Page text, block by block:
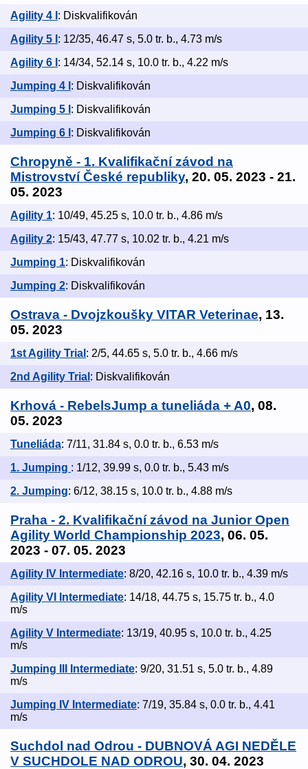
Agility 4 I : Diskvalifikován
Agility 5 I : 12/35, 46.47 s, 5.0 tr. b., 4.73 m/s
Agility 6 I : 14/34, 52.14 s, 10.0 tr. b., 4.22 m/s
Jumping 4 I : Diskvalifikován
Jumping 5 I : Diskvalifikován
Jumping 6 I : Diskvalifikován
Chropyně - 1. Kvalifikační závod na
Mistrovství České republiky, 20. 05. 2023 - 21.
05. 2023
Agility 1: 10/49, 45.25 s, 10.0 tr. b., 4.86 m/s
Agility 2: 15/43, 47.77 s, 10.02 tr. b., 4.21 m/s
Jumping 1: Diskvalifikován
Jumping 2: Diskvalifikován
Ostrava - Dvojzkoušky VITAR Veterinae, 13.
05. 2023
1st Agility Trial : 2/5, 44.65 s, 5.0 tr. b., 4.66 m/s
2nd Agility Trial : Diskvalifikován
Krhová - RebelsJump a tuneliáda + A0, 08.
05. 2023
Tuneliáda: 7/11, 31.84 s, 0.0 tr. b., 6.53 m/s
1. Jumping : 1/12, 39.99 s, 0.0 tr. b., 5.43 m/s
2. Jumping: 6/12, 38.15 s, 10.0 tr. b., 4.88 m/s
Praha - 2. Kvalifikační závod na Junior Open
Agility World Championship 2023, 06. 05.
2023 - 07. 05. 2023
Agility IV Intermediate: 8/20, 42.16 s, 10.0 tr. b., 4.39 m/s
Agility VI Intermediate: 14/18, 44.75 s, 15.75 tr. b., 4.0
m/s
Agility V Intermediate: 13/19, 40.95 s, 10.0 tr. b., 4.25
m/s
Jumping III Intermediate: 9/20, 31.51 s, 5.0 tr. b., 4.89
m/s
Jumping IV Intermediate: 7/19, 35.84 s, 0.0 tr. b., 4.41
m/s
Suchdol nad Odrou - DUBNOVÁ AGI NEDĚLE
V SUCHDOLE NAD ODROU, 30. 04. 2023